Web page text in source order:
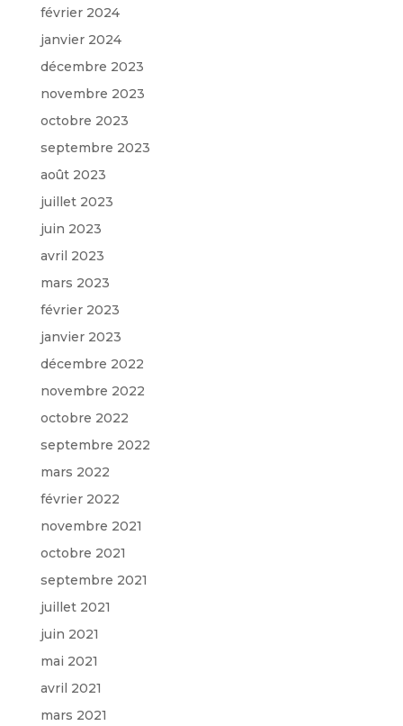
février 2024
janvier 2024
décembre 2023
novembre 2023
octobre 2023
septembre 2023
août 2023
juillet 2023
juin 2023
avril 2023
mars 2023
février 2023
janvier 2023
décembre 2022
novembre 2022
octobre 2022
septembre 2022
mars 2022
février 2022
novembre 2021
octobre 2021
septembre 2021
juillet 2021
juin 2021
mai 2021
avril 2021
mars 2021